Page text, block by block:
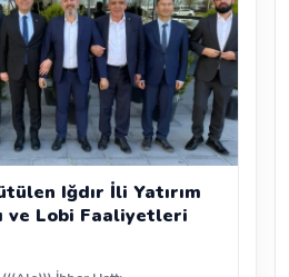
Iğdır İli Yatırım
ve Lobi Faaliyetleri